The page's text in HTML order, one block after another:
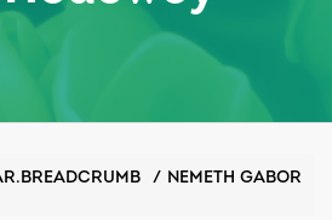
/ NEMETH GABOR